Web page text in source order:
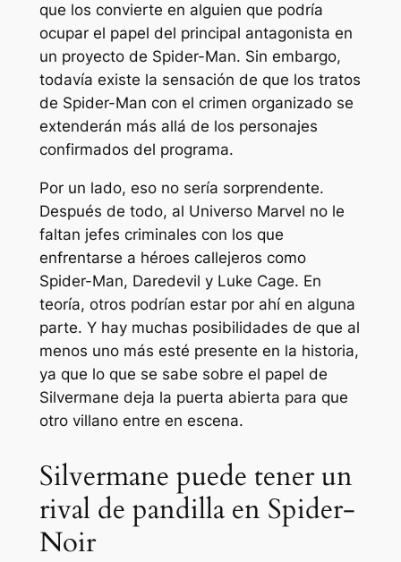
que los convierte en alguien que podría
ocupar el papel del principal antagonista en
un proyecto de Spider-Man. Sin embargo,
todavía existe la sensación de que los tratos
de Spider-Man con el crimen organizado se
extenderán más allá de los personajes
confirmados del programa.
Por un lado, eso no sería sorprendente.
Después de todo, al Universo Marvel no le
faltan jefes criminales con los que
enfrentarse a héroes callejeros como
Spider-Man, Daredevil y Luke Cage. En
teoría, otros podrían estar por ahí en alguna
parte. Y hay muchas posibilidades de que al
menos uno más esté presente en la historia,
ya que lo que se sabe sobre el papel de
Silvermane deja la puerta abierta para que
otro villano entre en escena.
Silvermane puede tener un
rival de pandilla en Spider-
Noir